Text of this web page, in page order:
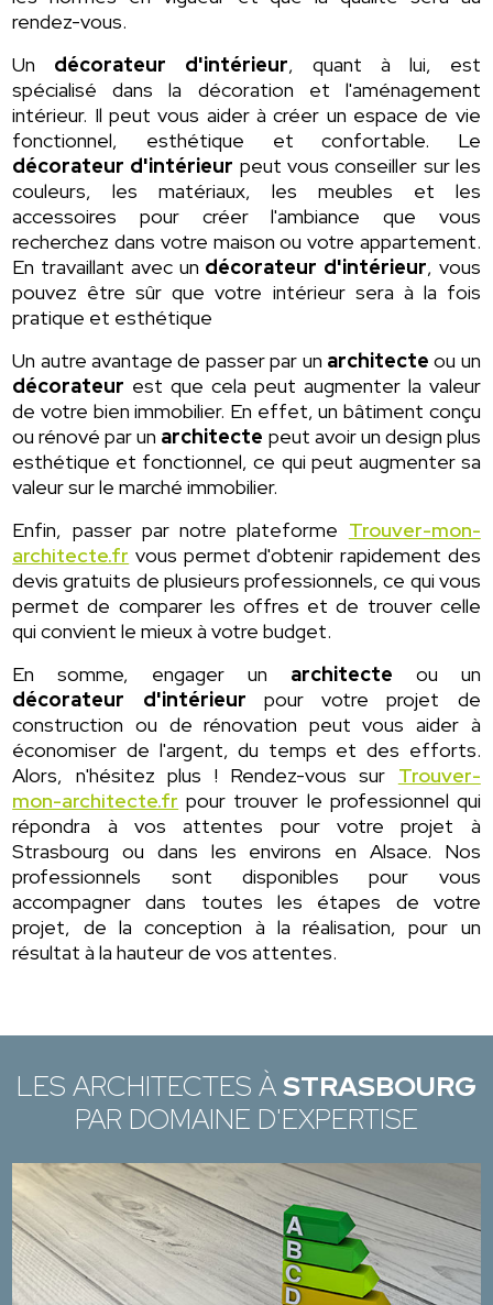
rendez-vous.
Un décorateur d'intérieur, quant à lui, est
spécialisé dans la décoration et l'aménagement
intérieur. Il peut vous aider à créer un espace de vie
fonctionnel, esthétique et confortable. Le
décorateur d'intérieur peut vous conseiller sur les
couleurs, les matériaux, les meubles et les
accessoires pour créer l'ambiance que vous
recherchez dans votre maison ou votre appartement.
En travaillant avec un décorateur d'intérieur, vous
pouvez être sûr que votre intérieur sera à la fois
pratique et esthétique
Un autre avantage de passer par un architecte ou un
décorateur est que cela peut augmenter la valeur
de votre bien immobilier. En effet, un bâtiment conçu
ou rénové par un architecte peut avoir un design plus
esthétique et fonctionnel, ce qui peut augmenter sa
valeur sur le marché immobilier.
Enfin, passer par notre plateforme Trouver-mon-
architecte.fr vous permet d'obtenir rapidement des
devis gratuits de plusieurs professionnels, ce qui vous
permet de comparer les offres et de trouver celle
qui convient le mieux à votre budget.
En somme, engager un architecte ou un
décorateur d'intérieur pour votre projet de
construction ou de rénovation peut vous aider à
économiser de l'argent, du temps et des efforts.
Alors, n'hésitez plus ! Rendez-vous sur Trouver-
mon-architecte.fr pour trouver le professionnel qui
répondra à vos attentes pour votre projet à
Strasbourg ou dans les environs en Alsace. Nos
professionnels sont disponibles pour vous
accompagner dans toutes les étapes de votre
projet, de la conception à la réalisation, pour un
résultat à la hauteur de vos attentes.
LES ARCHITECTES ÀSTRASBOURG
PAR DOMAINE D'EXPERTISE